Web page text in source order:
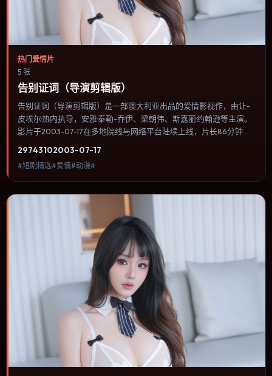
热门爱情片
5 张
告别证词（导演剪辑版）
告别证词（导演剪辑版）是一部澳大利亚出品的爱情影视作，由让-
皮埃尔·热内执导，安雅·泰勒-乔伊、梁朝伟、斯嘉丽·约翰逊等主演。
影片于2003-07-17在多地院线与网络平台陆续上线，片长86分钟，
人物选择与情节推进，节奏与视听语言统一，可作为休闲观影或类型
片补片的选择。
29743102003-07-17
#短剧精选#爱情#动漫#